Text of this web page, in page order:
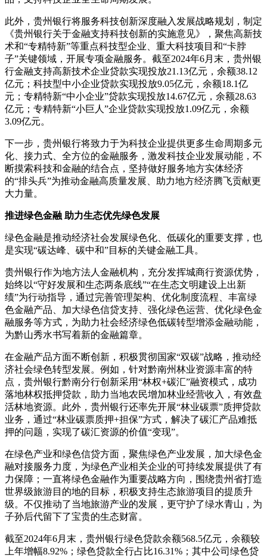
此外，贵州银行将服务科技创新深度融入发展战略规划，制定
《贵州银行关于金融支持科技创新的实施意见》，聚焦高新技
术和“专精特新”等重点科技型企业、重大科技项目和“卡脖
子”关键领域，开展专项金融服务。截至2024年6月末，贵州银
行金融支持高新技术企业贷款实现投放21.13亿元，余额38.12
亿元；科技型中小企业贷款实现投放9.05亿元，余额18.1亿
元；专精特新“中小企业”贷款实现投放14.67亿元，余额28.63
亿元；专精特新“小巨人”企业贷款实现投放1.09亿元，余额
3.09亿元。
下一步，贵州银行将致力于为科技企业提供更多生命周期多元
化、接力式、全方位的金融服务，激发科技企业发展动能，不
断摸索科技和金融的结合点，坚持做好服务地方实体经济
的“排头兵”为推动金融高质量发展、助力地方经济腾飞贡献更
大力量。
推进绿色金融 助力生态优先绿色发展
绿色金融是推动经济社会发展绿色化、低碳化的重要支撑，也
是实现“碳达峰、碳中和”目标的关键金融工具。
贵州银行作为地方法人金融机构，充分发挥城商行资源优势，
始终以“守好发展和生态两条底线”“在生态文明建设上出新
绩”为行动指导，通过完善管理架构、优化制度流程、丰富绿
色金融产品、加大绿色信贷支持、强化绿色运营、优化绿色金
融服务等方式，为助力社会经济绿色低碳转型增添金融动能，
为黔山秀水书写着新的金融篇章。
在金融产品方面不断创新，积极贯彻国家“双碳”战略，推动经
济社会绿色转型发展。例如，针对黔南州林业资源丰富的特
点，贵州银行黔南分行创新采用“林权+碳汇”融资模式，成功
落地林权抵押贷款，助力当地农民增加林业经营收入，有效盘
活林地资源。此外，贵州银行还率先开展“林业碳票”质押贷款
业务，通过“林业碳票质押+担保”方式，解决了碳汇产品难抵
押的问题，实现了碳汇资源的价值“变现”。
在绿色产业和绿色信贷方面，聚焦绿色产业发展，加大绿色金
融对接服务力度，为绿色产业相关企业的可持续发展提供了有
力保障；一直将绿色金融作为重要战略方向，围绕贵州省打造
世界级旅游目的地的目标，积极支持生态旅游项目的提质升
级。不仅推动了当地旅游产业的发展，更守护了绿水青山，为
子孙后代留下了宝贵的生态财富。
截至2024年6月末，贵州银行绿色贷款余额568.5亿元，余额较
上年增幅8.92%；绿色贷款全行占比16.31%；其中公司绿色贷